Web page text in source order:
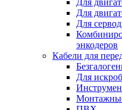
Для
Для
энкодеров
Кабели для
Для